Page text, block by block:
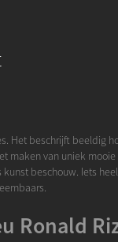
Het beschrijft beeldig
maken van uniek mooie
beschouw. Iets
Ronald